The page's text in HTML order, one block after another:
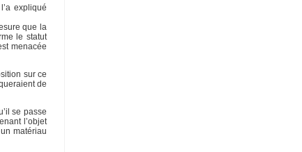
expliqué
que la
le statut
menacée
sur ce
de
se passe
l’objet
matériau